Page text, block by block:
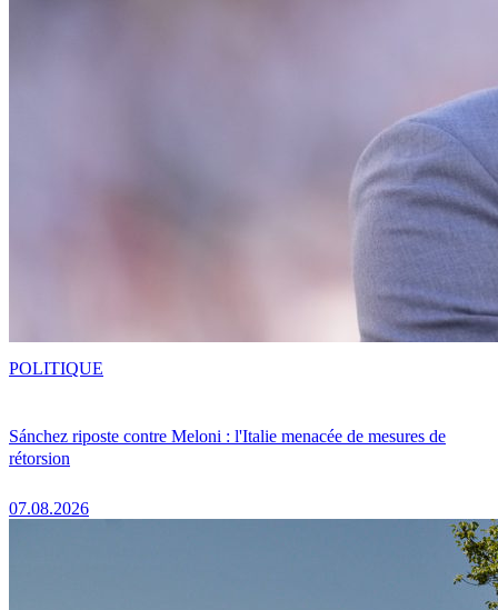
Sánchez riposte contre Meloni : l'Italie menacée de mesures de
rétorsion
07.08.2026
POLITIQUE